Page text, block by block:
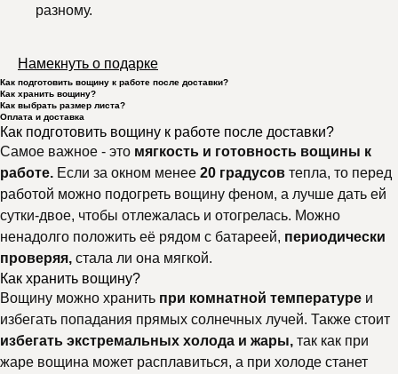
разному.
Намекнуть о подарке
Как подготовить вощину к работе после доставки?
Как хранить вощину?
Как выбрать размер листа?
Оплата и доставка
Как подготовить вощину к работе после доставки?
Самое важное - это мягкость и готовность вощины к
работе. Если за окном менее 20 градусов тепла, то перед
работой можно подогреть вощину феном, а лучше дать ей
сутки-двое, чтобы отлежалась и отогрелась. Можно
ненадолго положить её рядом с батареей, периодически
проверяя, стала ли она мягкой.
Как хранить вощину?
Вощину можно хранить при комнатной температуре и
избегать попадания прямых солнечных лучей. Также стоит
избегать экстремальных холода и жары, так как при
жаре вощина может расплавиться, а при холоде станет